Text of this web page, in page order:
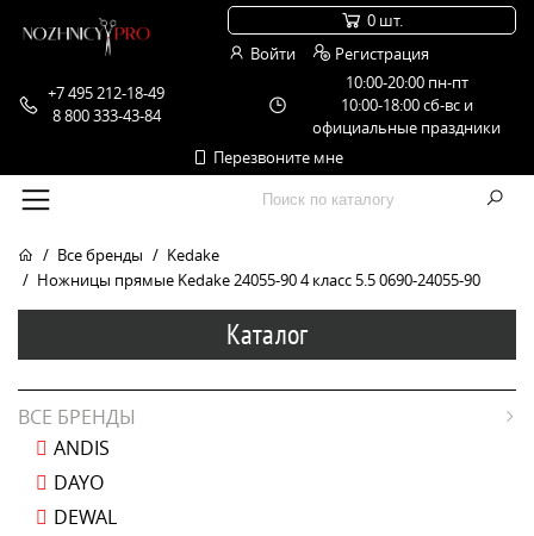
+7 495 212-18-49
8 800 333-43-84
10:00-20:00 пн-пт
10:00-18:00 сб-вс и
официальные праздники
Перезвоните мне
0 шт.
Войти
Регистрация
Все бренды
Kedake
Ножницы прямые Kedake 24055-90 4 класс 5.5 0690-24055-90
Каталог
ВСЕ БРЕНДЫ
ANDIS
DAYO
DEWAL